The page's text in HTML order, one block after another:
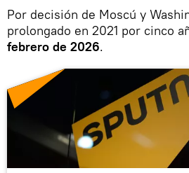
Por decisión de Moscú y
prolongado en 2021 por cinco
febrero de 2026.